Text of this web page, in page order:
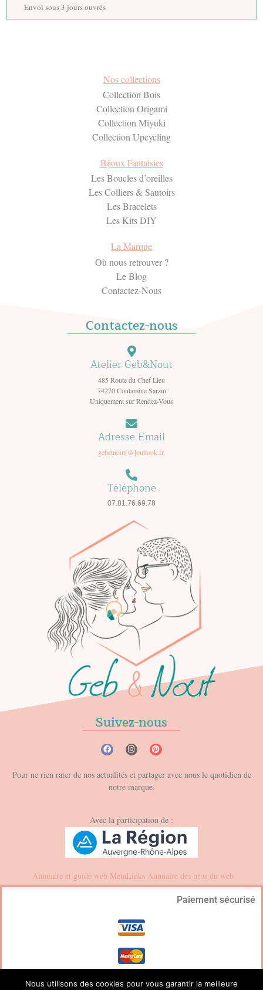
Envoi sous 3 jours ouvrés
Nos collections
Collection Bois
Collection Origami
Collection Miyuki
Collection Upcycling
Bijoux Fantaisies
Les Boucles d’oreilles
Les Colliers & Sautoirs
Les Bracelets
Les Kits DIY
La Marque
Où nous retrouver ?
Le Blog
Contactez-Nous
Contactez-nous
Atelier Geb&Nout
485 Route du Chef Lieu
74270 Contamine Sarzin
Uniquement sur Rendez-Vous
Adresse Email
gebetnout[@]outlook.fr.
Téléphone
07.81.76.69.78
Suivez-nous
Pour ne rien rater de nos actualités et partager avec nous le quotidien de
notre marque.
Avec la participation de :
Annuaire et guide web MetaLinks Annuaire des pros du web
Paiement sécurisé
Nous utilisons des cookies pour vous garantir la meilleure